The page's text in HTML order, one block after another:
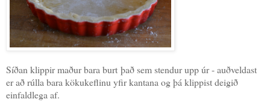
Síðan klippir maður bara burt það sem stendur upp úr - auðveldast
er að rúlla bara kökukeflinu yfir kantana og þá klippist deigið
einfaldlega af.